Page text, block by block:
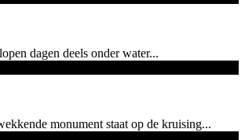
dagen deels onder water...
monument staat op de kruising...